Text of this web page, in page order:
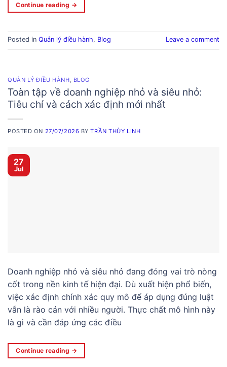
Continue reading →
Posted in Quản lý điều hành, Blog Leave a comment
QUẢN LÝ ĐIỀU HÀNH, BLOG
Toàn tập về doanh nghiệp nhỏ và siêu nhỏ:
Tiêu chí và cách xác định mới nhất
POSTED ON 27/07/2026 BYTRẦN THÙY LINH
27
Jul
Doanh nghiệp nhỏ và siêu nhỏ đang đóng vai trò nòng
cốt trong nền kinh tế hiện đại. Dù xuất hiện phổ biến,
việc xác định chính xác quy mô để áp dụng đúng luật
vẫn là rào cản với nhiều người. Thực chất mô hình này
là gì và cần đáp ứng các điều
Continue reading →